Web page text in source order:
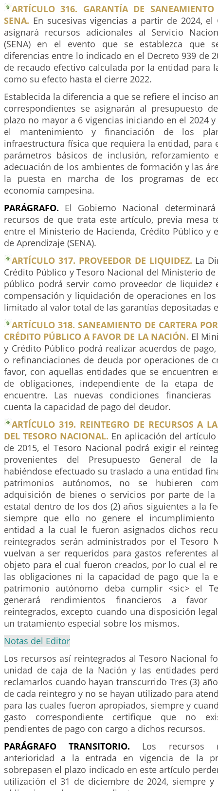
ARTÍCULO 316. GARANTÍA DE
SENA. En sucesivas vigencias a partir de 2024,
asignará recursos adicionales al Servicio
(SENA) en el evento que se establezca que
diferencias entre lo indicado en el Decreto 939 de
de recaudo efectivo calculada por la entidad para
como su efecto hasta el cierre 2022.
Establecida la diferencia a que se refiere el inciso
correspondientes se asignarán al presupuesto
plazo no mayor a 6 vigencias iniciando en el 2024
el mantenimiento y financiación de los
infraestructura física que requiera la entidad, para
parámetros básicos de inclusión, reforzamiento
adecuación de los ambientes de formación y las
la puesta en marcha de los programas de
economía campesina.
PARÁGRAFO. El Gobierno Nacional
recursos de que trata este artículo, previa mesa
entre el Ministerio de Hacienda, Crédito Público y
de Aprendizaje (SENA).
ARTÍCULO 317. PROVEEDOR DE LIQUIDEZ. La
Crédito Público y Tesoro Nacional del Ministerio
público podrá servir como proveedor de liquidez
compensación y liquidación de operaciones en
limitado al valor total de las garantías depositadas
ARTÍCULO 318. SANEAMIENTO DE CARTERA
CRÉDITO PÚBLICO A FAVOR DE LA NACIÓN. El
y Crédito Público podrá realizar acuerdos de
o refinanciaciones de deuda por operaciones de
favor, con aquellas entidades que se encuentren
de obligaciones, independiente de la etapa
encuentre. Las nuevas condiciones
cuenta la capacidad de pago del deudor.
ARTÍCULO 319. REINTEGRO DE RECURSOS A
DEL TESORO NACIONAL. En aplicación del
de 2015, el Tesoro Nacional podrá exigir el
provenientes del Presupuesto General de
habiéndose efectuado su traslado a una entidad
patrimonios autónomos, no se hubieren
adquisición de bienes o servicios por parte de la
estatal dentro de los dos (2) años siguientes a la
siempre que ello no genere el
entidad a la cual le fueron asignados dichos
reintegrados serán administrados por el Tesoro
vuelvan a ser requeridos para gastos referentes
objeto para el cual fueron creados, por lo cual el
las obligaciones ni la capacidad de pago que la
patrimonio autónomo deba cumplir <sic> el
generará rendimientos financieros a
reintegrados, excepto cuando una disposición
un tratamiento especial sobre los mismos.
Notas del Editor
Los recursos así reintegrados al Tesoro Nacional
unidad de caja de la Nación y las entidades
reclamarlos cuando hayan transcurrido Tres (3)
de cada reintegro y no se hayan utilizado para
para las cuales fueron apropiados, siempre y
gasto correspondiente certifique que no
pendientes de pago con cargo a dichos recursos.
PARÁGRAFO TRANSITORIO. Los recursos
anterioridad a la entrada en vigencia de la
sobrepasen el plazo indicado en este artículo
utilización el 31 de diciembre de 2024, siempre